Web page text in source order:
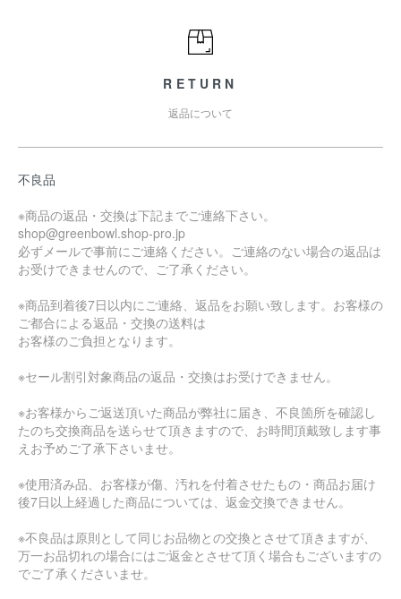
RETURN
返品について
不良品
※商品の返品・交換は下記までご連絡下さい。
shop@greenbowl.shop-pro.jp
必ずメールで事前にご連絡ください。ご連絡のない場合の返品は
お受けできませんので、ご了承ください。
※商品到着後7日以内にご連絡、返品をお願い致します。お客様の
ご都合による返品・交換の送料は
お客様のご負担となります。
※セール割引対象商品の返品・交換はお受けできません。
※お客様からご返送頂いた商品が弊社に届き、不良箇所を確認し
たのち交換商品を送らせて頂きますので、お時間頂戴致します事
えお予めご了承下さいませ。
※使用済み品、お客様が傷、汚れを付着させたもの・商品お届け
後7日以上経過した商品については、返金交換できません。
※不良品は原則として同じお品物との交換とさせて頂きますが、
万一お品切れの場合にはご返金とさせて頂く場合もございますの
でご了承くださいませ。